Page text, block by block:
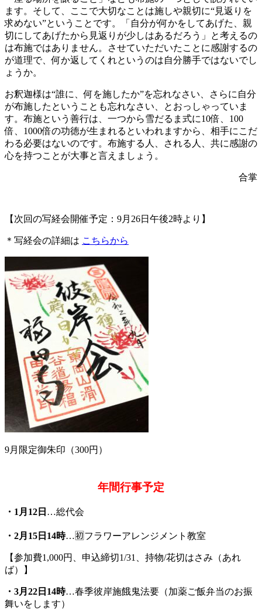
ます。そして、ここで大切なことは施しや親切に“見返りを
求めない”ということです。「自分が何かをしてあげた、親
切にしてあげたから見返りが少しはあるだろう」と考えるの
は布施ではありません。させていただいたことに感謝するの
が道理で、何か返してくれというのは自分勝手ではないでし
ょうか。
お釈迦様は“誰に、何を施したか”を忘れなさい、さらに自分
が布施したということも忘れなさい、とおっしゃっていま
す。布施という善行は、一つから雪だるま式に10倍、100
倍、1000倍の功徳が生まれるといわれますから、相手にこだ
わる必要はないのです。布施する人、される人、共に感謝の
心を持つことが大事と言えましょう。
合掌
【次回の写経会開催予定：9月26日午後2時より】
＊写経会の詳細は こちらから
9月限定御朱印（300円）
年間行事予定
・1月12日 …総代会
・2月15日14時…🈠フラワーアレンジメント教室
【参加費1,000円、申込締切1/31、持物/花切はさみ（あれ
ば）】
・3月22日14時…春季彼岸施餓鬼法要（加薬ご飯弁当のお振
舞いをします）